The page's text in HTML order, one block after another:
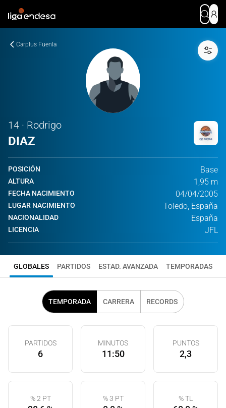
Carplus Fuenla
14 · Rodrigo
DIAZ
POSICIÓN Base
ALTURA 1,95 m
FECHA NACIMIENTO 04/04/2005
LUGAR NACIMIENTO Toledo, España
NACIONALIDAD España
LICENCIA JFL
GLOBALES PARTIDOS ESTAD. AVANZADA TEMPORADAS
TEMPORADA CARRERA RECORDS
PARTIDOS
6
MINUTOS
11:50
PUNTOS
2,3
% 2 PT % 3 PT % TL